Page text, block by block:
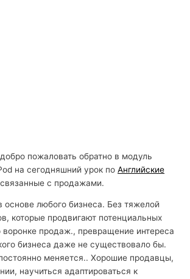
пожаловать обратно в модуль
на сегодняшний урок поАнглийские
связанные с продажами.
любого бизнеса. Без тяжелой
которые продвигают потенциальных
воронке продаж., превращение интереса
бизнеса даже не существовало бы.
меняется.. Хорошие продавцы,
научиться адаптироваться к